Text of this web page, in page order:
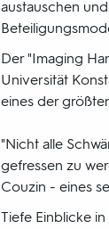
austauschen
Der "Imaging
Universität
eines der
"Nicht alle
gefressen zu
Couzin - eines
Tiefe Einblicke